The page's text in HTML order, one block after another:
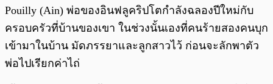
Pouilly (Ain) พ่อของอินฟลูคริปโตกำลังฉลองปีใหม่กับ
ครอบครัวที่บ้านของเขา ในช่วงนั้นเองที่คนร้ายสองคนบุก
เข้ามาในบ้าน มัดภรรยาและลูกสาวไว้ ก่อนจะลักพาตัว
พ่อไปเรียกค่าไถ่